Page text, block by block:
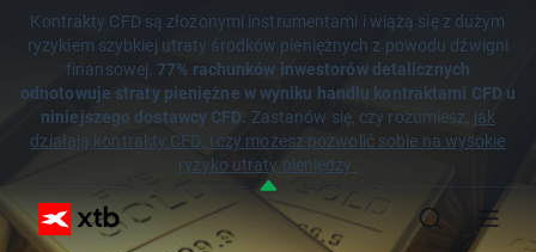
Kontrakty CFD są złożonymi instrumentami i wiążą się z dużym
ryzykiem szybkiej utraty środków pieniężnych z powodu dźwigni
finansowej.77% rachunków inwestorów detalicznych
odnotowuje straty pieniężne w wyniku handlu kontraktami CFD u
niniejszego dostawcy CFD. Zastanów się, czy rozumiesz, jak
działają kontrakty CFD, i czy możesz pozwolić sobie na wysokie
ryzyko utraty pieniędzy.